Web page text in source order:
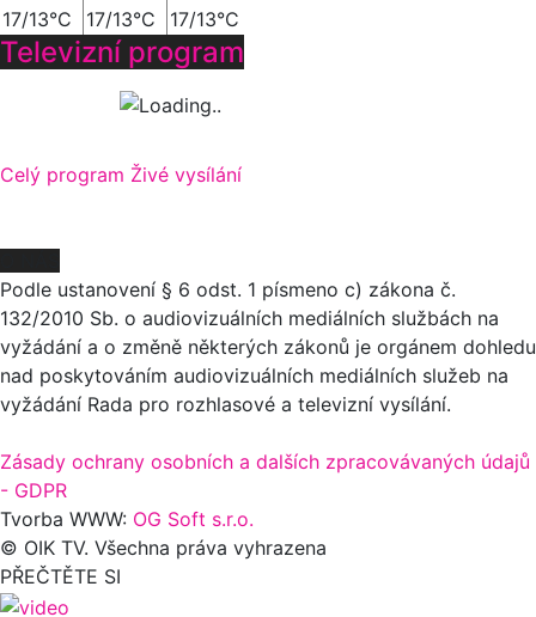
17/13°C
17/13°C 17/13°C
Televizní program
Celý program Živé vysílání
Podle ustanovení § 6 odst. 1 písmeno c) zákona č.
132/2010 Sb. o audiovizuálních mediálních službách na
vyžádání a o změně některých zákonů je orgánem dohledu
nad poskytováním audiovizuálních mediálních služeb na
vyžádání Rada pro rozhlasové a televizní vysílání.
Zásady ochrany osobních a dalších zpracovávaných údajů
- GDPR
Tvorba WWW: OG Soft s.r.o.
© OIK TV. Všechna práva vyhrazena
PŘEČTĚTE SI